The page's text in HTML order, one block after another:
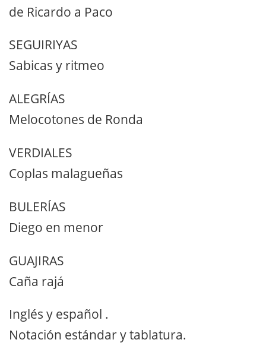
de Ricardo a Paco
SEGUIRIYAS
Sabicas y ritmeo
ALEGRÍAS
Melocotones de Ronda
VERDIALES
Coplas malagueñas
BULERÍAS
Diego en menor
GUAJIRAS
Caña rajá
Inglés y español .
Notación estándar y tablatura.